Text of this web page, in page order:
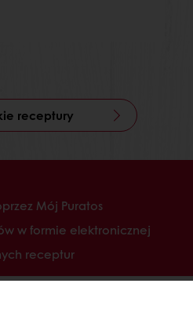
receptury
Mój Puratos
w formie elektronicznej
receptur